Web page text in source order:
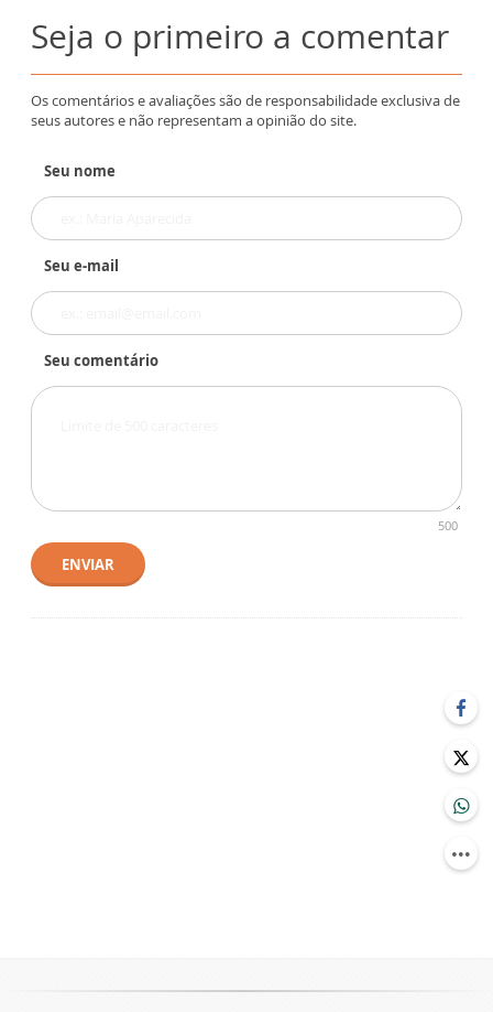
Seja o primeiro a comentar
Os comentários e avaliações são de responsabilidade exclusiva de
seus autores e não representam a opinião do site.
Seu nome
Seu e-mail
Seu comentário
500
ENVIAR